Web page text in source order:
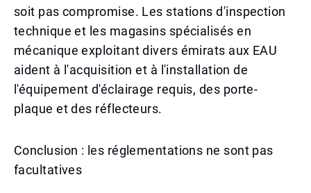
soit pas compromise. Les stations d'inspection
technique et les magasins spécialisés en
mécanique exploitant divers émirats aux EAU
aident à l'acquisition et à l'installation de
l'équipement d'éclairage requis, des porte-
plaque et des réflecteurs.
Conclusion : les réglementations ne sont pas
facultatives